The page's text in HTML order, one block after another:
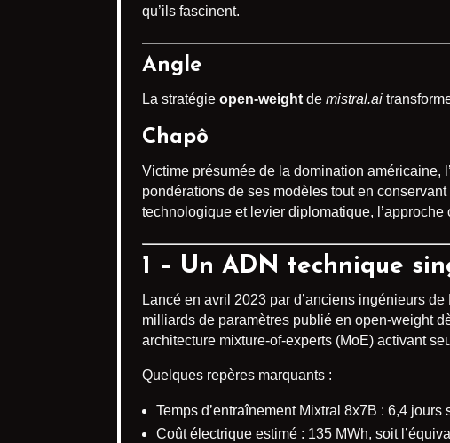
qu’ils fascinent.
Angle
La stratégie open-weight de mistral.ai
Chapô
Victime présumée de la domination américaine,
pondérations de ses modèles tout en
technologique et levier diplomatique,
1 – Un ADN technique
Lancé en avril 2023 par d’anciens ingénieurs de
milliards de paramètres publié en open-weight
architecture mixture-of-experts (MoE) activant
Quelques repères marquants :
Temps d’entraînement Mixtral 8x7B : 6,4 jours
Coût électrique estimé : 135 MWh, soit